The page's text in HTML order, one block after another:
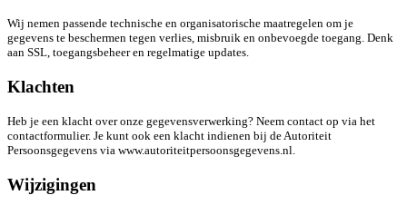
Wij nemen passende technische en organisatorische maatregelen om je
gegevens te beschermen tegen verlies, misbruik en onbevoegde toegang. Denk
aan SSL, toegangsbeheer en regelmatige updates.
Klachten
Heb je een klacht over onze gegevensverwerking? Neem contact op via het
contactformulier. Je kunt ook een klacht indienen bij de Autoriteit
Persoonsgegevens via www.autoriteitpersoonsgegevens.nl.
Wijzigingen